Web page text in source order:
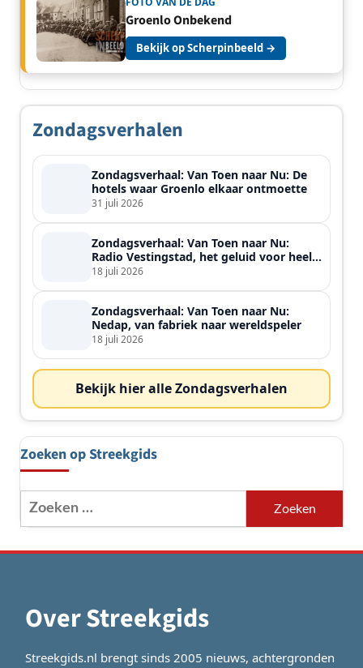
Groenlo Onbekend
Bekijk op Scherpinbeeld →
Zondagsverhalen
Zondagsverhaal: Van Toen naar Nu: De
hotels waar Groenlo elkaar ontmoette
31 juli 2026
Zondagsverhaal: Van Toen naar Nu:
Radio Vestingstad, het geluid voor heel
de streek
18 juli 2026
Zondagsverhaal: Van Toen naar Nu:
Nedap, van fabriek naar wereldspeler
18 juli 2026
Bekijk hier alle Zondagsverhalen
Zoeken op Streekgids
Zoeken
naar:
Over Streekgids
Streekgids.nl brengt sinds 2005 nieuws, achtergronden